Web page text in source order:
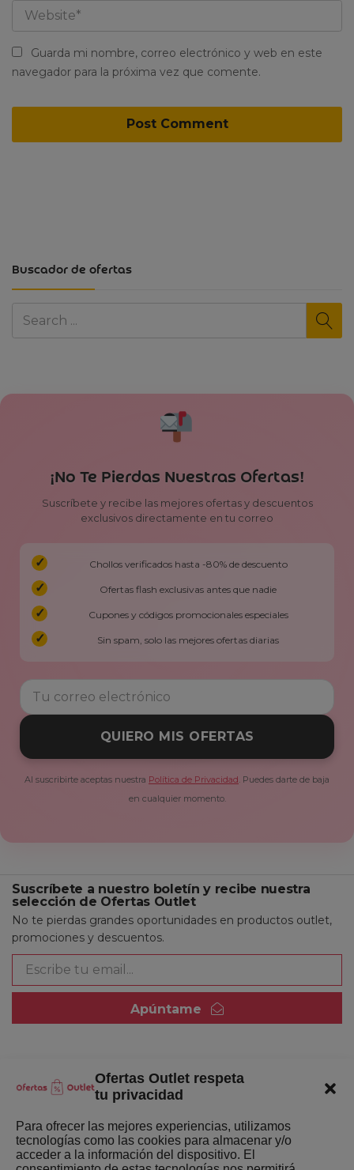
Ofertas Outlet respeta
tu privacidad
Para ofrecer las mejores experiencias, utilizamos
tecnologías como las cookies para almacenar y/o
acceder a la información del dispositivo. El
Buscador de ofertas
Guarda mi nombre, correo electrónico y web en este
navegador para la próxima vez que comente.
¡No Te Pierdas Nuestras Ofertas!
Suscríbete y recibe las mejores ofertas y descuentos
exclusivos directamente en tu correo
Chollos verificados hasta -80% de descuento
Ofertas flash exclusivas antes que nadie
Cupones y códigos promocionales especiales
Sin spam, solo las mejores ofertas diarias
QUIERO MIS OFERTAS
Al suscribirte aceptas nuestra Política de Privacidad . Puedes darte de baja
en cualquier momento.
Suscríbete a nuestro boletín y recibe nuestra
selección de Ofertas Outlet
No te pierdas grandes oportunidades en productos outlet,
promociones y descuentos.
Apúntame
Quienes somos
Últimas Novedades